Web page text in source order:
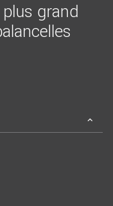
plus grand